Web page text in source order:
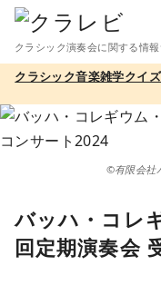
テ
ツ
へ
クラシック演奏会に関する情報
クラシック音楽雑学クイ
©有限会社
バッハ・コレ
回定期演奏会